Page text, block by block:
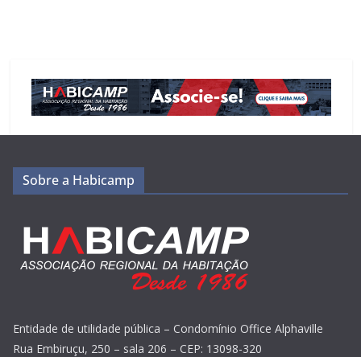
Sobre a Habicamp
Entidade de utilidade pública – Condomínio Office Alphaville
Rua Embiruçu, 250 – sala 206 – CEP: 13098-320